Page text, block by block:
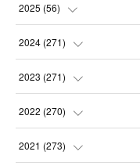
2025 (56)
(14
(21
(21
2024 (271)
(21
(22
(23
2023 (271)
(22
(23
2022 (270)
(23
2021 (273)